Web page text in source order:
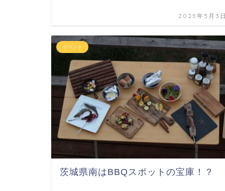
2025年5月3日
イベント
茨城県南はBBQスポットの宝庫！？